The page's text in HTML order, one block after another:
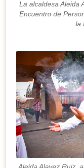
La alcaldesa Aleida
Encuentro de
la